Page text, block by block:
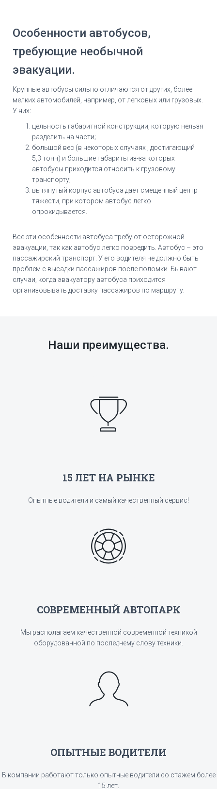
Особенности автобусов,
требующие необычной
эвакуации.
Крупные автобусы сильно отличаются от других, более
мелких автомобилей, например, от легковых или грузовых.
У них:
цельность габаритной конструкции, которую нельзя
разделить на части;
большой вес (в некоторых случаях , достигающий
5,3 тонн) и большие габариты из-за которых
автобусы приходится относить к грузовому
транспорту;
вытянутый корпус автобуса дает смещенный центр
тяжести, при котором автобус легко
опрокидывается.
Все эти особенности автобуса требуют осторожной
эвакуации, так как автобус легко повредить. Автобус – это
пассажирский транспорт. У его водителя не должно быть
проблем с высадки пассажиров после поломки. Бывают
случаи, когда эвакуатору автобуса приходится
организовывать доставку пассажиров по маршруту.
Наши преимущества.
15 ЛЕТ НА РЫНКЕ
Опытные водители и самый качественный сервис!
СОВРЕМЕННЫЙ АВТОПАРК
Мы располагаем качественной современной техникой
оборудованной по последнему слову техники.
ОПЫТНЫЕ ВОДИТЕЛИ
В компании работают только опытные водители со стажем более
15 лет.